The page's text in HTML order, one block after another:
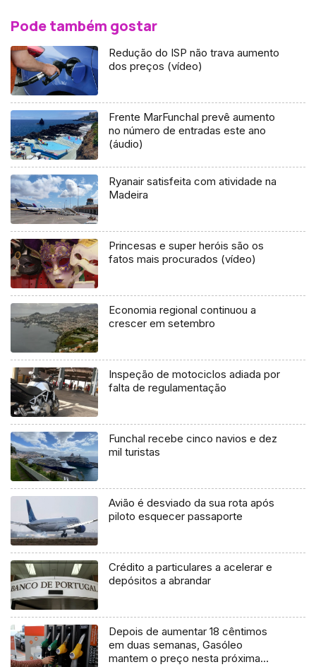
Pode também gostar
Redução do ISP não trava aumento
dos preços (vídeo)
Frente MarFunchal prevê aumento
no número de entradas este ano
(áudio)
Ryanair satisfeita com atividade na
Madeira
Princesas e super heróis são os
fatos mais procurados (vídeo)
Economia regional continuou a
crescer em setembro
Inspeção de motociclos adiada por
falta de regulamentação
Funchal recebe cinco navios e dez
mil turistas
Avião é desviado da sua rota após
piloto esquecer passaporte
Crédito a particulares a acelerar e
depósitos a abrandar
Depois de aumentar 18 cêntimos
em duas semanas, Gasóleo
mantem o preço nesta próxima